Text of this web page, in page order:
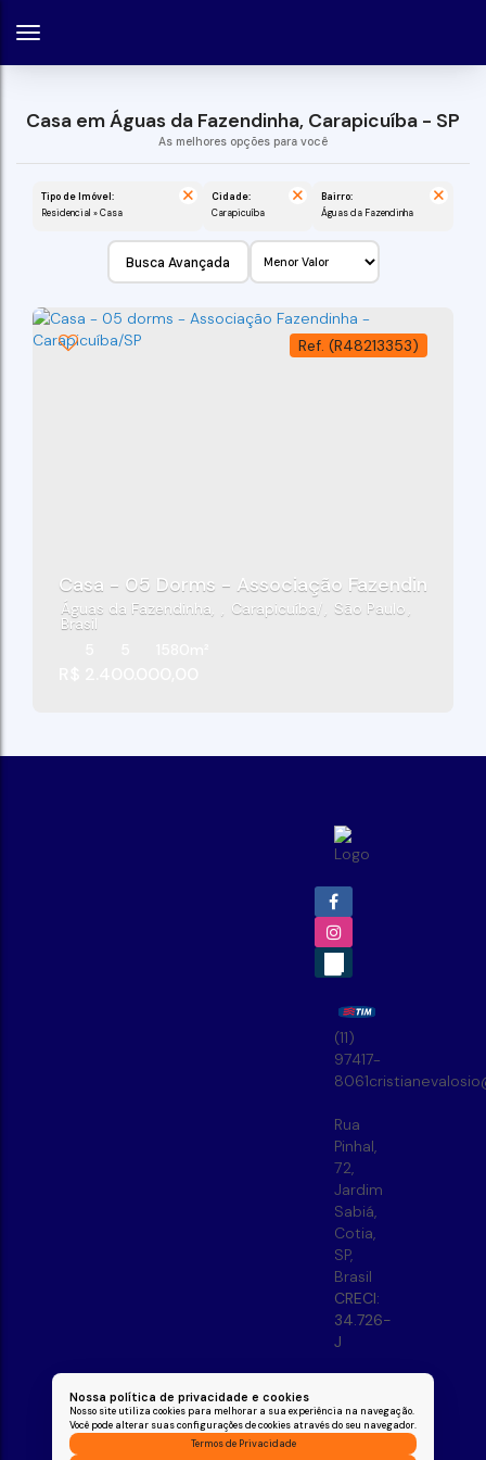
Nossa política de privacidade e cookies
Nosso site utiliza cookies para melhorar a sua experiência na navegação.
Você pode alterar suas configurações de cookies através do seu navegador.
Termos de Privacidade
Casa em Águas da Fazendinha, Carapicuíba - SP
Tipo de Imóvel:
Residencial » Casa
Cidade:
Carapicuíba
Bairro:
Águas da Fazendinha
Busca Avançada
(R48213353)
Casa - 05 Dorms - Associação Fazendinha -
Águas da Fazendinha Carapicuíba São Paulo
Brasil
(11)
97417-
8061
Rua
Pinhal,
72,
Jardim
Sabiá,
Cotia,
SP,
Brasil
CRECI:
34.726-
J